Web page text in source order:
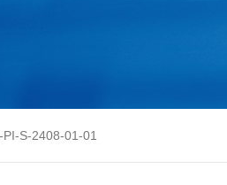
S-2408-01-01